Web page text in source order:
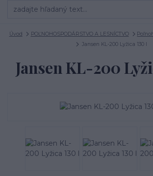
Úvod POĽNOHOSPODÁRSTVO A LESNÍCTVO
Jansen KL-200 Lyžica 130 l
Jansen KL-200